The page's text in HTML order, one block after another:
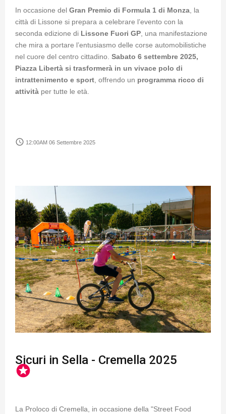
In occasione del Gran Premio di Formula 1 di Monza , la
città di Lissone si prepara a celebrare l’evento con la
seconda edizione di Lissone Fuori GP , una manifestazione
che mira a portare l’entusiasmo delle corse automobilistiche
nel cuore del centro cittadino. Sabato 6 settembre 2025,
Piazza Libertà si trasformerà in un vivace polo di
intrattenimento e sport , offrendo un programma ricco di
attività per tutte le età.
access_time 12:00AM 06 Settembre 2025
Sicuri in Sella - Cremella 2025
stars
La Proloco di Cremella, in occasione della "Street Food